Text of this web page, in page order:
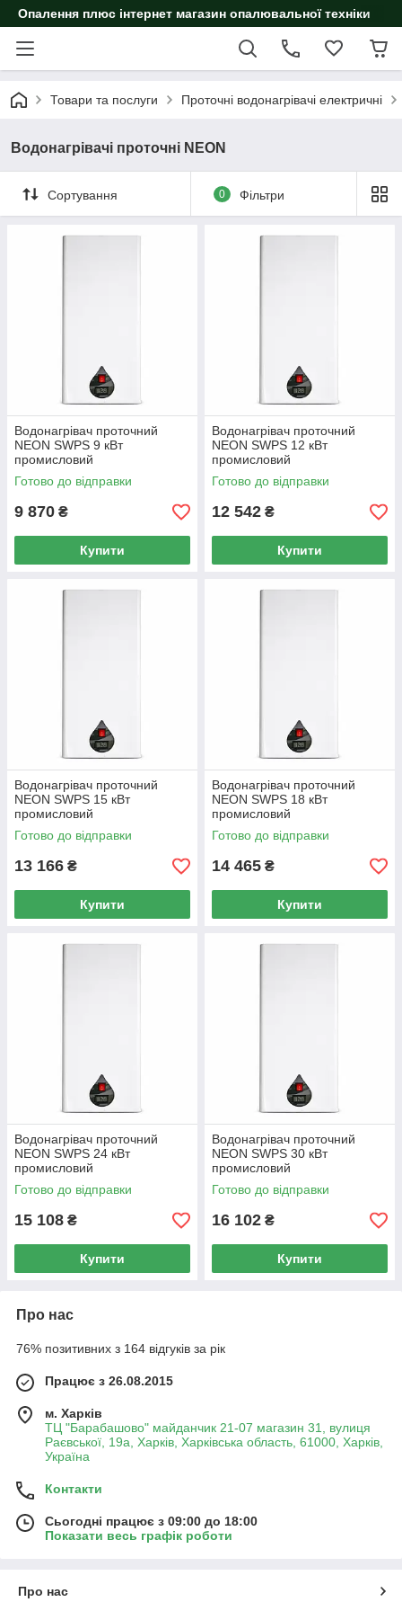
Опалення плюс інтернет магазин опалювальної техніки
Товари та послуги Проточні водонагрівачі електричні
Водонагрівачі проточні NEON
Сортування 0 Фільтри
Водонагрівач проточний
NEON SWPS 9 кВт
промисловий
Готово до відправки
9 870 ₴
Купити
Водонагрівач проточний
NEON SWPS 12 кВт
промисловий
Готово до відправки
12 542 ₴
Купити
Водонагрівач проточний
NEON SWPS 15 кВт
промисловий
Готово до відправки
13 166 ₴
Купити
Водонагрівач проточний
NEON SWPS 18 кВт
промисловий
Готово до відправки
14 465 ₴
Купити
Водонагрівач проточний
NEON SWPS 24 кВт
промисловий
Готово до відправки
15 108 ₴
Купити
Водонагрівач проточний
NEON SWPS 30 кВт
промисловий
Готово до відправки
16 102 ₴
Купити
Про нас
76% позитивних з 164 відгуків за рік
Працює з 26.08.2015
м. Харків
ТЦ "Барабашово" майданчик 21-07 магазин 31, вулиця
Раєвської, 19а, Харків, Харківська область, 61000, Харків,
Україна
Контакти
Сьогодні працює з 09:00 до 18:00
Показати весь графік роботи
Про нас